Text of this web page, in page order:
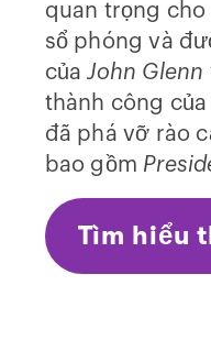
quan trọng cho
sổ phóng và
củaJohn Glenn
thành công
đã phá vỡ rào
bao gồm
Tìm hiểu